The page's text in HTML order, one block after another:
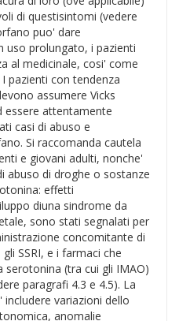
di questisintomi (vedere
puo' dare
uso prolungato, i pazienti
al medicinale, cosi' come
pazienti con tendenza
assumere Vicks
essere attentamente
casi di abuso e
Si raccomanda cautela
e giovani adulti, nonche'
abuso di droghe o sostanze
effetti
diuna sindrome da
sono stati segnalati per
concomitante di
SSRI, e i farmaci che
(tra cui gli IMAO)
paragrafi 4.3 e 4.5). La
variazioni dello
anomalie